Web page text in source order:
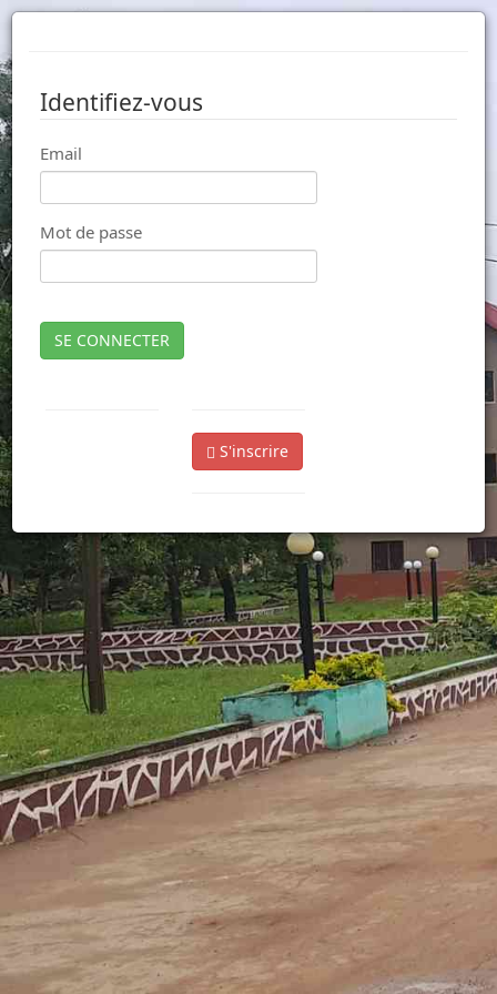
Identifiez-vous
Email
Mot de passe
SE CONNECTER
S'inscrire